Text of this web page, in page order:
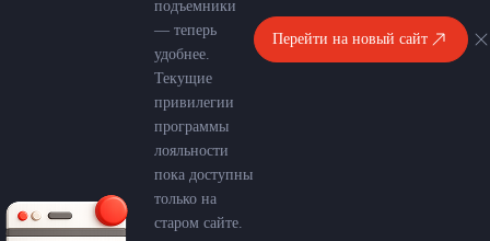
подъемники
— теперь
удобнее.
Текущие
привилегии
программы
лояльности
пока доступны
только на
старом сайте.
Перейти на новый сайт